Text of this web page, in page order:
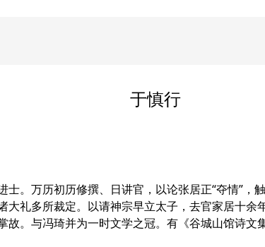
于慎行
。万历初历修撰、日讲官，以论张居正“夺情”
礼多所裁定。以请神宗早立太子，去官家居十
。与冯琦并为一时文学之冠。有《谷城山馆诗文集